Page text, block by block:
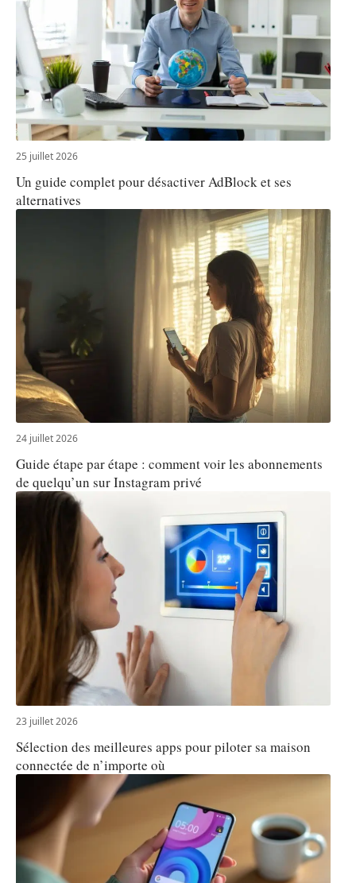
25 juillet 2026
Un guide complet pour désactiver AdBlock et ses
alternatives
24 juillet 2026
Guide étape par étape : comment voir les abonnements
de quelqu’un sur Instagram privé
23 juillet 2026
Sélection des meilleures apps pour piloter sa maison
connectée de n’importe où